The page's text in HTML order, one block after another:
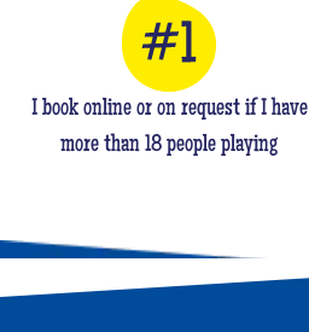
I book online or on request if I have
more than 18 people playing